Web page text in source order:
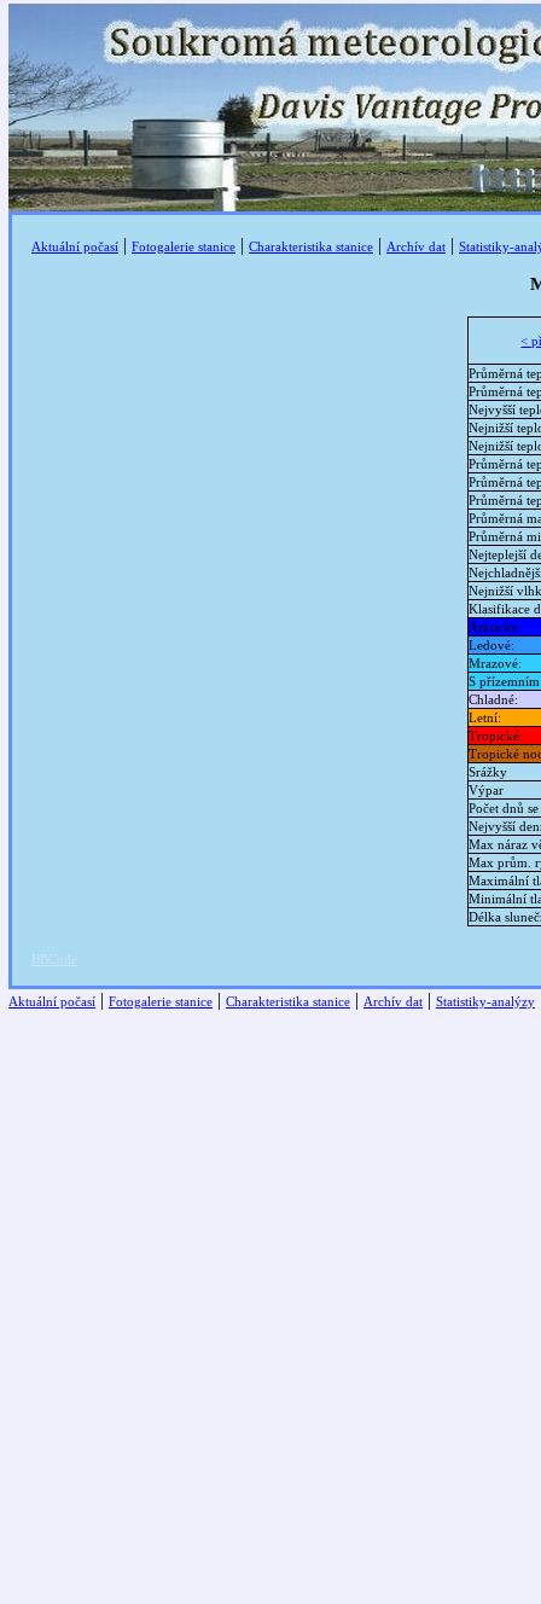
Aktuální počasí | Fotogalerie stanice | Charakteristika stanice | Archív dat | Statistiky-
<
Průměrná
Průměrná
Nejvyšší
Nejnižší
Nejnižší
Průměrná
Průměrná
Průměrná
Průměrná
Průměrná
Nejteplejší
Nejnižší
Klasifikace
Arktické:
Ledové:
Mrazové:
S
Chladné:
Letní:
Tropické:
Tropické
Srážky
Výpar
Počet dnů
Nejvyšší
Max náraz
Max prům.
Maximální
Minimální
Délka
BBCode
Aktuální počasí | Fotogalerie stanice | Charakteristika stanice | Archív dat | Statistiky-analýzy